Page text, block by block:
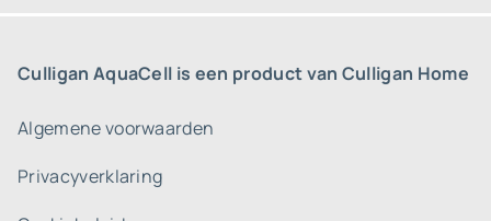
Culligan AquaCell is een product van Culligan Home
Algemene voorwaarden
Privacyverklaring